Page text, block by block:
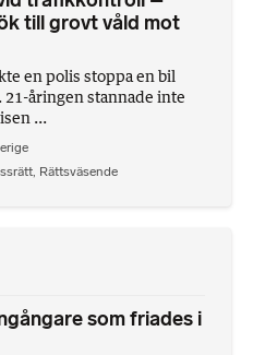
till grovt våld mot
en polis stoppa en bil
åringen stannade inte
...
, Rättsväsende
som friades i